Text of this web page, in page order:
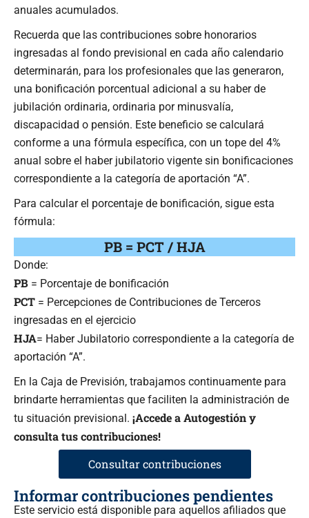
anuales acumulados.
Recuerda que las contribuciones sobre honorarios
ingresadas al fondo previsional en cada año calendario
determinarán, para los profesionales que las generaron,
una bonificación porcentual adicional a su haber de
jubilación ordinaria, ordinaria por minusvalía,
discapacidad o pensión. Este beneficio se calculará
conforme a una fórmula específica, con un tope del 4%
anual sobre el haber jubilatorio vigente sin bonificaciones
correspondiente a la categoría de aportación “A”.
Para calcular el porcentaje de bonificación, sigue esta
fórmula:
PB = PCT / HJA
Donde:
PB = Porcentaje de bonificación
PCT = Percepciones de Contribuciones de Terceros
ingresadas en el ejercicio
HJA= Haber Jubilatorio correspondiente a la categoría de
aportación “A”.
En la Caja de Previsión, trabajamos continuamente para
brindarte herramientas que faciliten la administración de
tu situación previsional. ¡Accede a Autogestión y
consulta tus contribuciones!
Consultar contribuciones
Informar contribuciones pendientes
Este servicio está disponible para aquellos afiliados que